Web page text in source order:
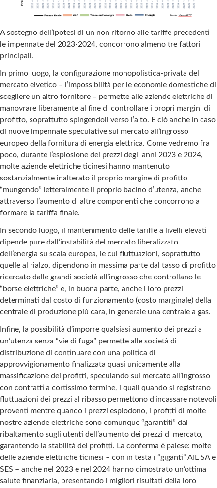
A sostegno dell’ipotesi di un non ritorno alle tariffe precedenti
le impennate del 2023-2024, concorrono almeno tre fattori
principali.
In primo luogo, la configurazione monopolistica-privata del
mercato elvetico – l’impossibilità per le economie domestiche di
scegliere un altro fornitore – permette alle aziende elettriche di
manovrare liberamente al fine di controllare i propri margini di
profitto, soprattutto spingendoli verso l’alto. E ciò anche in caso
di nuove impennate speculative sul mercato all’ingrosso
europeo della fornitura di energia elettrica. Come vedremo fra
poco, durante l’esplosione dei prezzi degli anni 2023 e 2024,
molte aziende elettriche ticinesi hanno mantenuto
sostanzialmente inalterato il proprio margine di profitto
“mungendo” letteralmente il proprio bacino d’utenza, anche
attraverso l’aumento di altre componenti che concorrono a
formare la tariffa finale.
In secondo luogo, il mantenimento delle tariffe a livelli elevati
dipende pure dall’instabilità del mercato liberalizzato
dell’energia su scala europea, le cui fluttuazioni, soprattutto
quelle al rialzo, dipendono in massima parte dal tasso di profitto
ricercato dalle grandi società all’ingrosso che controllano le
“borse elettriche” e, in buona parte, anche i loro prezzi
determinati dal costo di funzionamento (costo marginale) della
centrale di produzione più cara, in generale una centrale a gas.
Infine, la possibilità d’imporre qualsiasi aumento dei prezzi a
un’utenza senza “vie di fuga” permette alle società di
distribuzione di continuare con una politica di
approvvigionamento finalizzata quasi unicamente alla
massificazione dei profitti, speculando sul mercato all’ingrosso
con contratti a cortissimo termine, i quali quando si registrano
fluttuazioni dei prezzi al ribasso permettono d’incassare notevoli
proventi mentre quando i prezzi esplodono, i profitti di molte
nostre aziende elettriche sono comunque “garantiti” dal
ribaltamento sugli utenti dell’aumento dei prezzi di mercato,
garantendo la stabilità dei profitti. La conferma è palese: molte
delle aziende elettriche ticinesi – con in testa i “giganti” AIL SA e
SES – anche nel 2023 e nel 2024 hanno dimostrato un’ottima
salute finanziaria, presentando i migliori risultati della loro